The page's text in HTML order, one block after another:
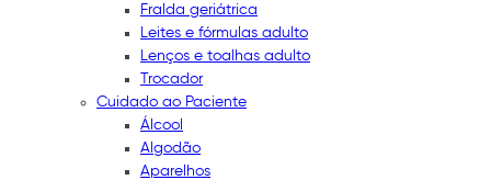
Fralda geriátrica
Leites e fórmulas adulto
Lenços e toalhas adulto
Trocador
Cuidado ao Paciente
Álcool
Algodão
Aparelhos